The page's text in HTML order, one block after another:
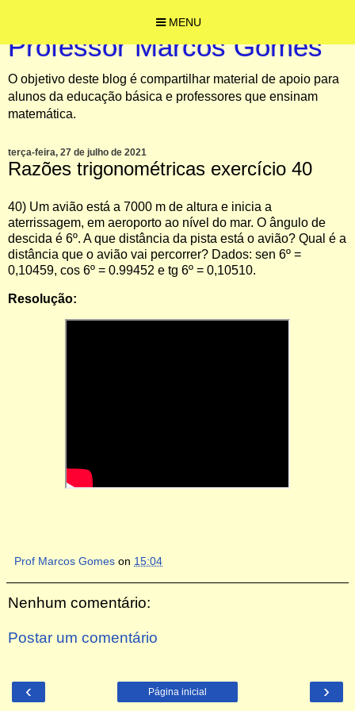
MENU
Professor Marcos Gomes
O objetivo deste blog é compartilhar material de apoio para
alunos da educação básica e professores que ensinam
matemática.
terça-feira, 27 de julho de 2021
Razões trigonométricas exercício 40
40) Um avião está a 7000 m de altura e inicia a
aterrissagem, em aeroporto ao nível do mar. O ângulo de
descida é 6º. A que distância da pista está o avião? Qual é a
distância que o avião vai percorrer? Dados: sen 6º =
0,10459, cos 6º = 0.99452 e tg 6º = 0,10510.
Resolução:
Prof Marcos Gomes on 15:04
Nenhum comentário:
Postar um comentário
‹ ›
Página inicial